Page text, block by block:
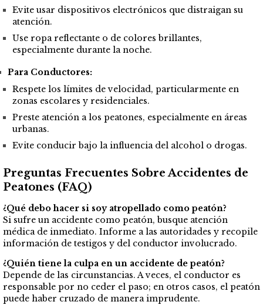
Evite usar dispositivos electrónicos que distraigan su
atención.
Use ropa reflectante o de colores brillantes,
especialmente durante la noche.
Para Conductores:
Respete los límites de velocidad, particularmente en
zonas escolares y residenciales.
Preste atención a los peatones, especialmente en áreas
urbanas.
Evite conducir bajo la influencia del alcohol o drogas.
Preguntas Frecuentes Sobre Accidentes de
Peatones (FAQ)
¿Qué debo hacer si soy atropellado como peatón?
Si sufre un accidente como peatón, busque atención
médica de inmediato. Informe a las autoridades y recopile
información de testigos y del conductor involucrado.
¿Quién tiene la culpa en un accidente de peatón?
Depende de las circunstancias. A veces, el conductor es
responsable por no ceder el paso; en otros casos, el peatón
puede haber cruzado de manera imprudente.